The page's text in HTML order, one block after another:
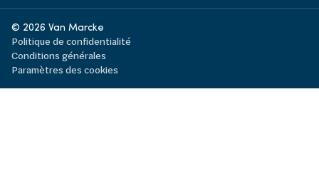
© 2026 Van Marcke
Politique de confidentialité
Conditions générales
Paramètres des cookies